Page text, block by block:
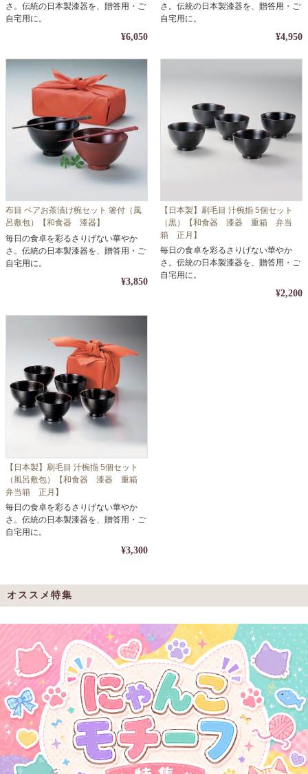
さ。伝統の日本製漆器を、贈答用・ご
自宅用に。
¥6,050
さ。伝統の日本製漆器を、贈答用・ご
自宅用に。
¥4,950
布目 ペアお茶漬け椀セット 箸付（風
呂敷包）【和食器 漆器】
毎日の食卓を彩るさりげない華やか
さ。伝統の日本製漆器を、贈答用・ご
自宅用に。
¥3,850
【日本製】刷毛目 汁椀揃 5個セット
（黒）【和食器 漆器 重箱 弁当
箱 正月】
毎日の食卓を彩るさりげない華やか
さ。伝統の日本製漆器を、贈答用・ご
自宅用に。
¥2,200
【日本製】刷毛目 汁椀揃 5個セット
（風呂敷包）【和食器 漆器 重箱
弁当箱 正月】
毎日の食卓を彩るさりげない華やか
さ。伝統の日本製漆器を、贈答用・ご
自宅用に。
¥3,300
オススメ特集